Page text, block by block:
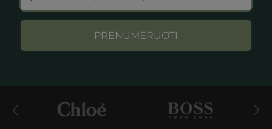
PRENUMERUOTI